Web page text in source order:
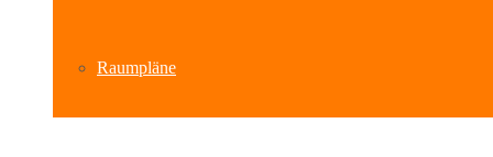
Raumpläne